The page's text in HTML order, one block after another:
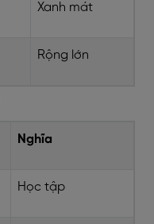
Xanh mát
Rộng lớn
Nghĩa
Học tập